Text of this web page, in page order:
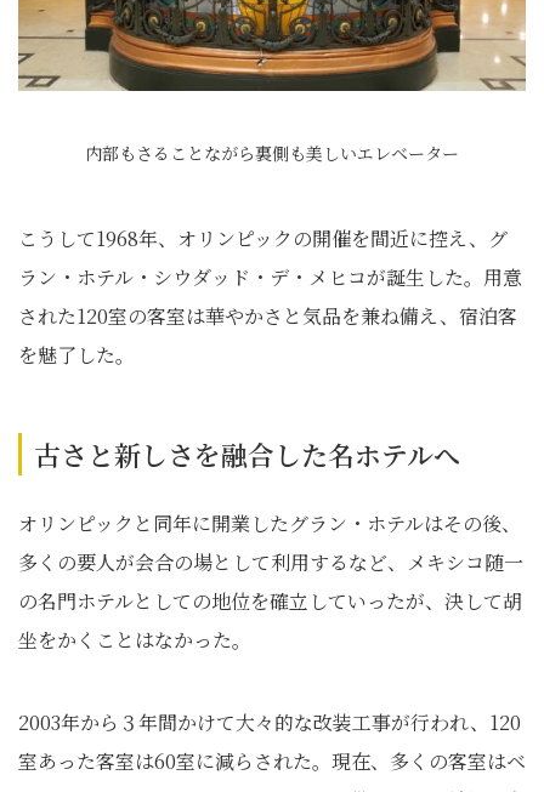
内部もさることながら裏側も美しいエレベーター
こうして1968年、オリンピックの開催を間近に控え、グ
ラン・ホテル・シウダッド・デ・メヒコが誕生した。用意
された120室の客室は華やかさと気品を兼ね備え、宿泊客
を魅了した。
古さと新しさを融合した名ホテルへ
オリンピックと同年に開業したグラン・ホテルはその後、
多くの要人が会合の場として利用するなど、メキシコ随一
の名門ホテルとしての地位を確立していったが、決して胡
坐をかくことはなかった。
2003年から３年間かけて大々的な改装工事が行われ、120
室あった客室は60室に減らされた。現在、多くの客室はベ